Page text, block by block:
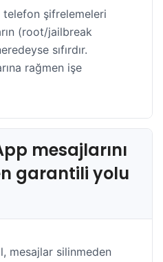
şifrelemeleri
(root/jailbreak
sıfırdır.
rağmen işe
mesajlarını
garantili yolu
mesajlar silinmeden